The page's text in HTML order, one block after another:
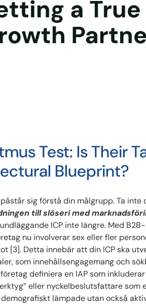
Test: Is Their
Blueprint?
sig förstå din målgrupp. Ta inte
till slöseri med
ICP inte längre. Med
nu involverar sex eller fler
[3]. Detta innebär att din ICP ska
som innehållsengagemang och
definiera en IAP som
eller nyckelbeslutsfattare som
lämpade utan också